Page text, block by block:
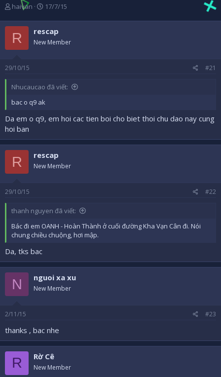
B
t
đ
ầ
u
haivan
N
à
y
b
u
17/7/15
R rescap
New Member
29/10/15 #21
Nhucaucao đã viết:
bac o q9 ak
Da em o q9, em hoi cac tien boi cho biet thoi chu dao nay cung
hoi ban
R rescap
New Member
29/10/15 #22
thanh nguyen đã viết:
Bác đi em OANH - Hoàn Thành ở cuối đường Kha Vạn Cân đi. Nói
chung chiều chuộng, hơi mập.
Da, tks bac
N nguoi xa xu
New Member
2/11/15 #23
thanks , bac nhe
R Rờ Cê
New Member